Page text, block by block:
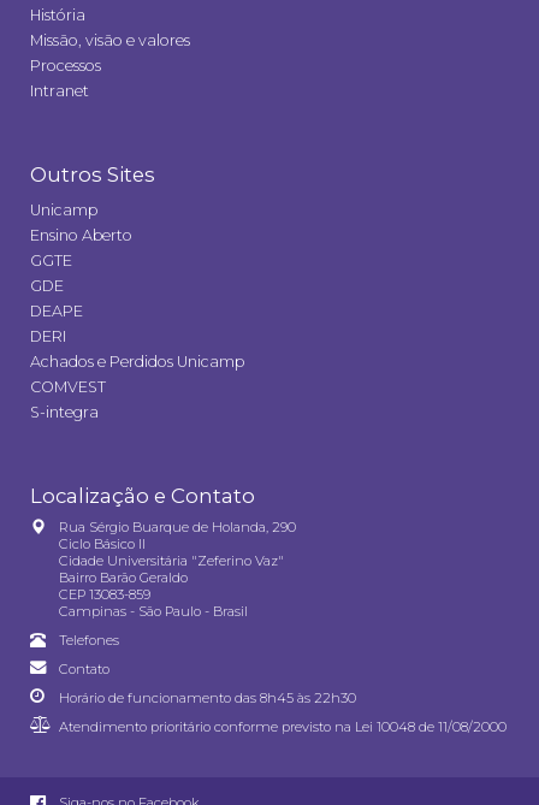
História
Missão, visão e valores
Processos
Intranet
Outros Sites
Unicamp
Ensino Aberto
GGTE
GDE
DEAPE
DERI
Achados e Perdidos Unicamp
COMVEST
S-integra
Localização e Contato
Rua Sérgio Buarque de Holanda, 290
Ciclo Básico II
Cidade Universitária "Zeferino Vaz"
Bairro Barão Geraldo
CEP 13083-859
Campinas - São Paulo - Brasil
Telefones
Contato
Horário de funcionamento das 8h45 às 22h30
Atendimento prioritário conforme previsto na Lei 10048 de 11/08/2000